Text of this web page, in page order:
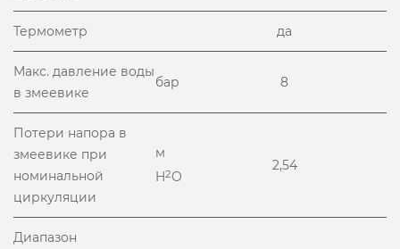
Термометр да
Макс. давление воды
в змеевике
бар 8
Потери напора в
змеевике при
номинальной
циркуляции
м
H2O
2,54
Диапазон